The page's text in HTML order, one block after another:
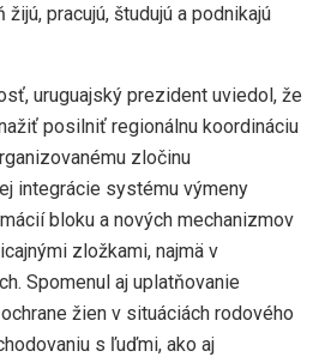
pracujú, študujú a podnikajú
uruguajský prezident uviedol, že
posilniť regionálnu koordináciu
zločinu
integrácie systému výmeny
bloku a nových mechanizmov
zložkami, najmä v
Spomenul aj uplatňovanie
žien v situáciách rodového
s ľuďmi, ako aj